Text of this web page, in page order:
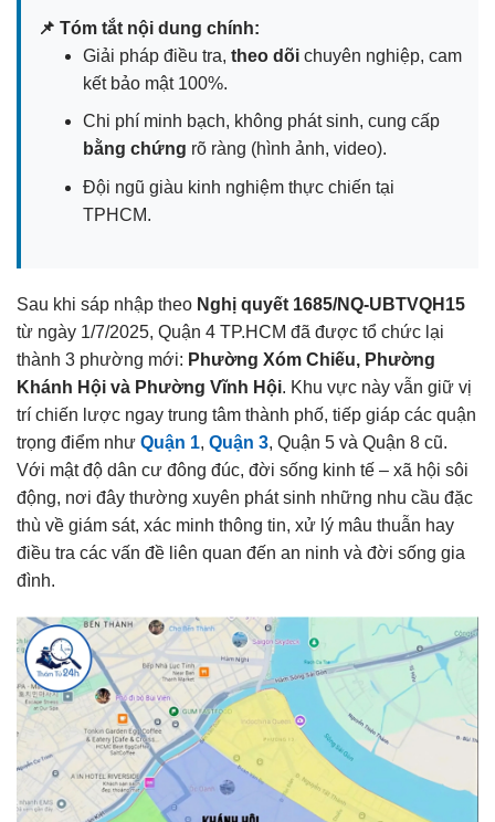
📌 Tóm tắt nội dung chính:
Giải pháp điều tra, theo dõichuyên nghiệp, cam
kết bảo mật 100%.
Chi phí minh bạch, không phát sinh, cung cấp
bằng chứng rõ ràng (hình ảnh, video).
Đội ngũ giàu kinh nghiệm thực chiến tại
TPHCM.
Sau khi sáp nhập theo Nghị quyết 1685/NQ-UBTVQH15
từ ngày 1/7/2025, Quận 4 TP.HCM đã được tổ chức lại
thành 3 phường mới: Phường Xóm Chiếu, Phường
Khánh Hội và Phường Vĩnh Hội. Khu vực này vẫn giữ vị
trí chiến lược ngay trung tâm thành phố, tiếp giáp các quận
trọng điểm như Quận 1, Quận 3, Quận 5 và Quận 8 cũ.
Với mật độ dân cư đông đúc, đời sống kinh tế – xã hội sôi
động, nơi đây thường xuyên phát sinh những nhu cầu đặc
thù về giám sát, xác minh thông tin, xử lý mâu thuẫn hay
điều tra các vấn đề liên quan đến an ninh và đời sống gia
đình.